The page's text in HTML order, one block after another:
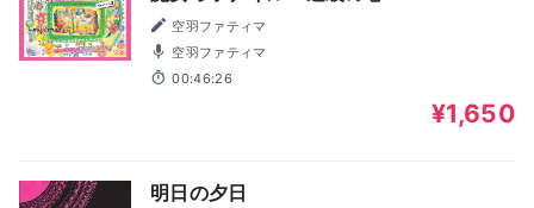
空羽ファティマ
空羽ファティマ
00:46:26
¥1,650
明日の夕日